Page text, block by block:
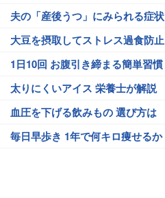
夫の「産後うつ」にみられる症状
大豆を摂取してストレス過食防止
1日10回 お腹引き締まる簡単習慣
太りにくいアイス 栄養士が解説
血圧を下げる飲みもの 選び方は
毎日早歩き 1年で何キロ痩せるか